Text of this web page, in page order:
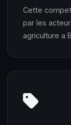
Cette
par les
agriculture a